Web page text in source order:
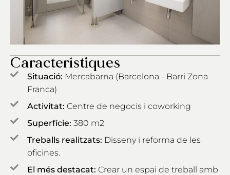
Característiques
Situació: Mercabarna (Barcelona - Barri Zona
Franca)
Activitat: Centre de negocis i coworking
Superfície: 380 m2
Treballs realitzats: Disseny i reforma de les
oficines.
El més destacat: Crear un espai de treball amb